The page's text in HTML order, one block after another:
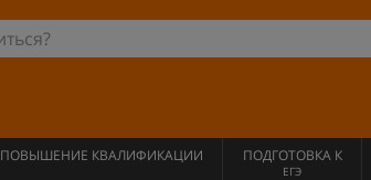
ПОВЫШЕНИЕ КВАЛИФИКАЦИИ ПОДГОТОВКА К
ЕГЭ